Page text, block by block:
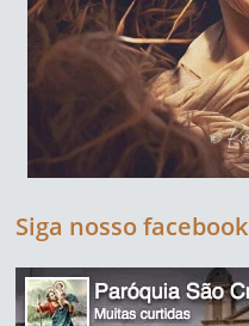
Siga nosso facebook